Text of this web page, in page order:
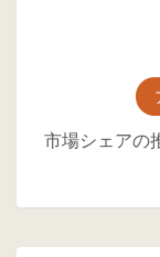
市場シェアの